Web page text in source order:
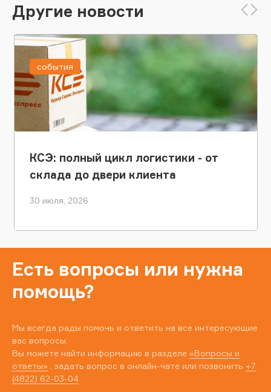
Другие новости
КСЭ: полный цикл логистики - от
склада до двери клиента
30 июля, 2026
события
Есть вопросы или нужна
помощь?
Мы всегда рады помочь и ответить на все интересующие
вас вопросы.
Вы можете найти информацию в разделе «Вопросы и
ответы» , задать вопрос в онлайн-чате или позвонить +7
(4822) 62-03-04